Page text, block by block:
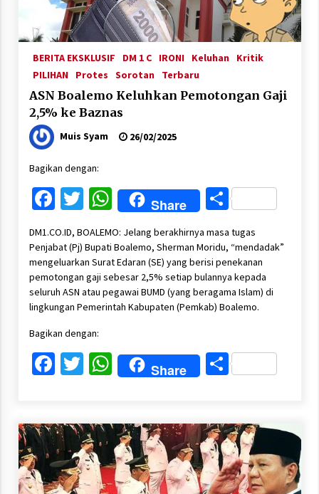
BERITA EKSKLUSIF DM 1 C IRONI Keluhan
Kritik
PILIHAN
Protes Sorotan Terbaru
ASN Boalemo Keluhkan Pemotongan Gaji
2,5% ke Baznas
Muis Syam 26/02/2025
Bagikan dengan:
Facebook
Twitter
WhatsApp
Share Share
DM1.CO.ID, BOALEMO: Jelang berakhirnya masa tugas
Penjabat (Pj) Bupati Boalemo, Sherman Moridu, “mendadak”
mengeluarkan Surat Edaran (SE) yang berisi penekanan
pemotongan gaji sebesar 2,5% setiap bulannya kepada
seluruh ASN atau pegawai BUMD (yang beragama Islam) di
lingkungan Pemerintah Kabupaten (Pemkab) Boalemo.
Bagikan dengan:
Facebook
Twitter
WhatsApp
Share Share